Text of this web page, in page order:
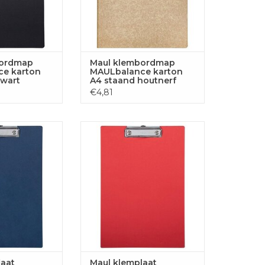
karton
Maul klembordmap
MAULbalance karton
A4 staand houtnerf
€4,81
MAULbalance
blauw
Maul klemplaat MAULbalance
karton A4 staand rood
Maul klemplaat